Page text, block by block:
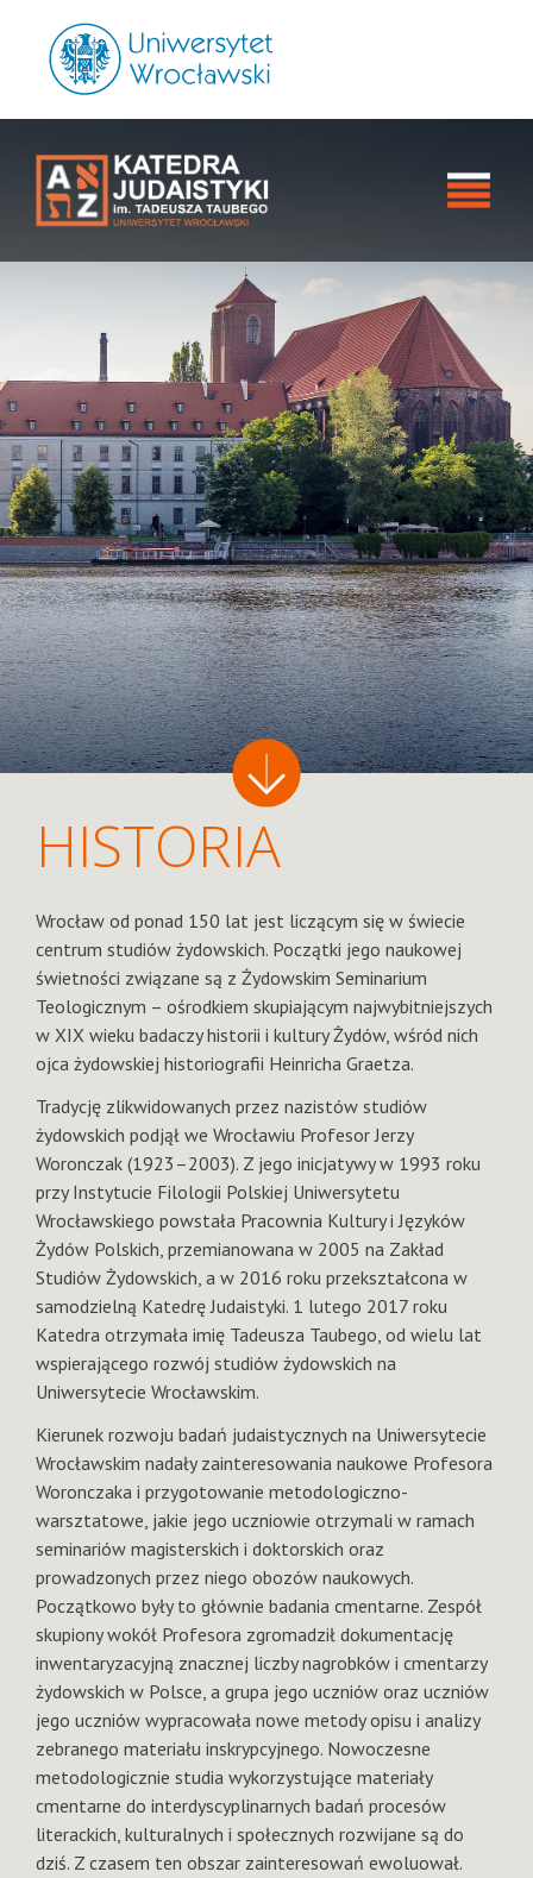
HISTORIA
Wrocław od ponad 150 lat jest liczącym się w świecie
centrum studiów żydowskich. Początki jego naukowej
świetności związane są z Żydowskim Seminarium
Teologicznym – ośrodkiem skupiającym najwybitniejszych
w XIX wieku badaczy historii i kultury Żydów, wśród nich
ojca żydowskiej historiografii Heinricha Graetza.
Tradycję zlikwidowanych przez nazistów studiów
żydowskich podjął we Wrocławiu Profesor Jerzy
Woronczak (1923–2003). Z jego inicjatywy w 1993 roku
przy Instytucie Filologii Polskiej Uniwersytetu
Wrocławskiego powstała Pracownia Kultury i Języków
Żydów Polskich, przemianowana w 2005 na Zakład
Studiów Żydowskich, a w 2016 roku przekształcona w
samodzielną Katedrę Judaistyki. 1 lutego 2017 roku
Katedra otrzymała imię Tadeusza Taubego, od wielu lat
wspierającego rozwój studiów żydowskich na
Uniwersytecie Wrocławskim.
Kierunek rozwoju badań judaistycznych na Uniwersytecie
Wrocławskim nadały zainteresowania naukowe Profesora
Woronczaka i przygotowanie metodologiczno-
warsztatowe, jakie jego uczniowie otrzymali w ramach
seminariów magisterskich i doktorskich oraz
prowadzonych przez niego obozów naukowych.
Początkowo były to głównie badania cmentarne. Zespół
skupiony wokół Profesora zgromadził dokumentację
inwentaryzacyjną znacznej liczby nagrobków i cmentarzy
żydowskich w Polsce, a grupa jego uczniów oraz uczniów
jego uczniów wypracowała nowe metody opisu i analizy
zebranego materiału inskrypcyjnego. Nowoczesne
metodologicznie studia wykorzystujące materiały
cmentarne do interdyscyplinarnych badań procesów
literackich, kulturalnych i społecznych rozwijane są do
dziś. Z czasem ten obszar zainteresowań ewoluował.